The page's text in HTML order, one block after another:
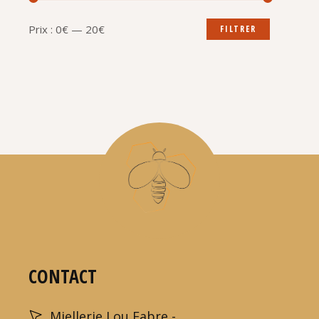
FILTRER
Prix :0€ — 20€
CONTACT